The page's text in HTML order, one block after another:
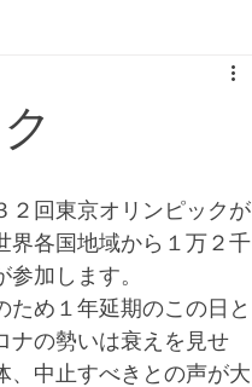
回東京オリンピックが
界各国地域から１万２千
加します。
め１年延期のこの日と
ナの勢いは衰えを見せ
、中止すべきとの声が大